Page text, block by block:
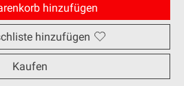
hinzufügen
hinzufügen
Kaufen